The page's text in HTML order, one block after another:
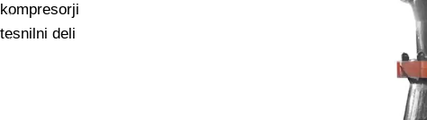
kompresorji
tesnilni deli